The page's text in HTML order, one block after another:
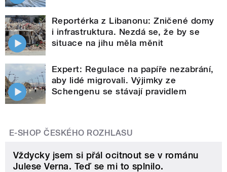
Reportérka z Libanonu: Zničené domy
i infrastruktura. Nezdá se, že by se
situace na jihu měla měnit
Expert: Regulace na papíře nezabrání,
aby lidé migrovali. Výjimky ze
Schengenu se stávají pravidlem
E-SHOP ČESKÉHO ROZHLASU
Vždycky jsem si přál ocitnout se v románu
Julese Verna. Teď se mi to splnilo.